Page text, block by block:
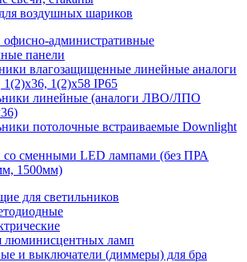
воздушных шариков
административные
панели
влагозащищенные линейные аналоги
1(2)х58 IP65
линейные (аналоги ЛВО/ЛПО
потолочные встраиваемые Downlight
со сменными LED лампами (без ПРА
1500мм)
для светильников
люминисцентных ламп
и выключатели (диммеры) для бра